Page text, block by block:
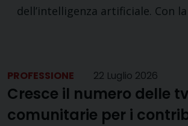
dell’intelligenza artificiale. Con
PROFESSIONE 22 Luglio 2026
Cresce il numero delle tv
comunitarie per i